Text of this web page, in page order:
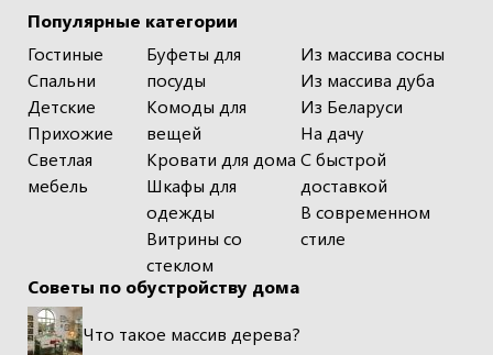
Популярные категории
Гостиные
Спальни
Детские
Прихожие
Светлая
мебель
Буфеты для
посуды
Комоды для
вещей
Кровати для дома
Шкафы для
одежды
Витрины со
стеклом
Из массива сосны
Из массива дуба
Из Беларуси
На дачу
С быстрой
доставкой
В современном
стиле
Советы по обустройству дома
Что такое массив дерева?